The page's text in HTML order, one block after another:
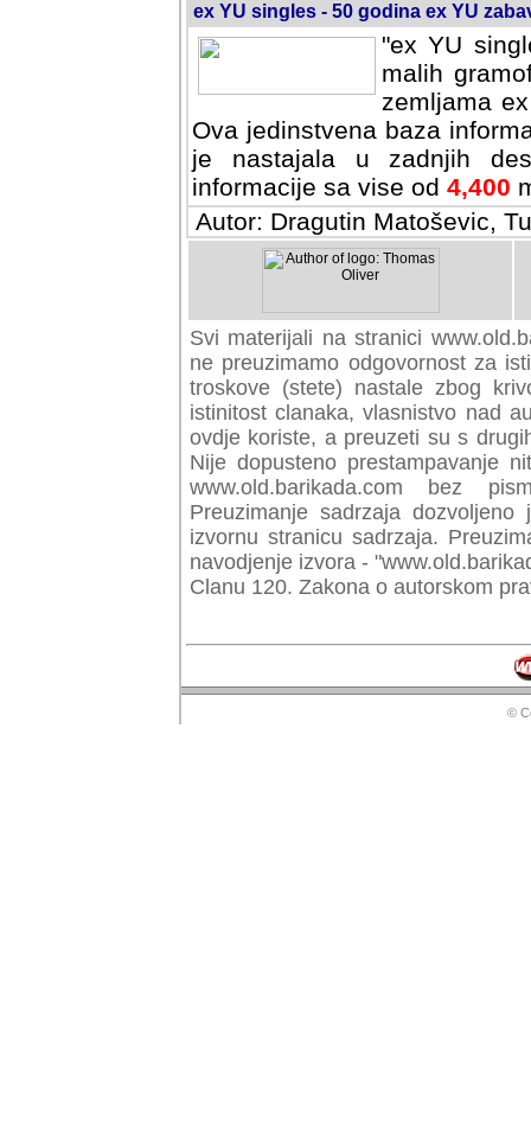
ex YU singles - 50 godina ex YU
"ex YU
malih
zemljama
Ova jedinstvena baza
je nastajala u zadnjih
informacije sa vise od 4,400
Autor: Dragutin Matoševic,
Svi materijali na stranici
preuzimamo odgovornost za
troskove (stete) nastale zbog
istinitost clanaka, vlasnistvo nad
ovdje koriste, a preuzeti su s
Nije dopusteno prestampavanje
www.old.barikada.com bez
Preuzimanje sadrzaja
izvornu stranicu sadrzaja.
navodjenje izvora -
Clanu 120. Zakona o autorskom
©